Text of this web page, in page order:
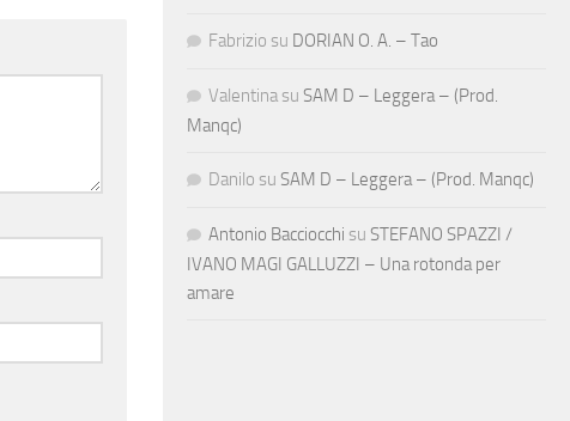
Fabrizio su DORIAN O. A. – Tao
Valentina su SAM D – Leggera – (Prod.
Manqc)
Danilo su SAM D – Leggera – (Prod. Manqc)
Antonio Bacciocchi su STEFANO SPAZZI /
IVANO MAGI GALLUZZI – Una rotonda per
amare